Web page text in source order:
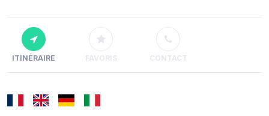
ITINÉRAIRE FAVORIS CONTACT